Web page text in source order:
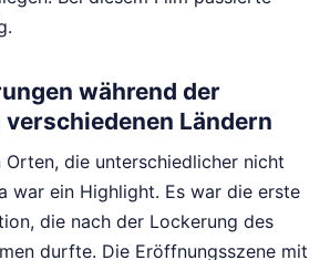
während der
Ländern
Orten, die unterschiedlicher nicht
war ein Highlight. Es war die erste
die nach der Lockerung des
durfte. Die Eröffnungsszene mit